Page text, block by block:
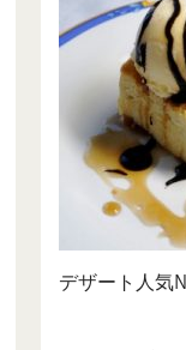
デザート人気